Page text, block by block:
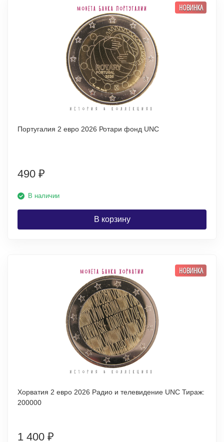
НОВИНКА
Португалия 2 евро 2026 Ротари фонд UNC
490 ₽
В наличии
В корзину
НОВИНКА
Хорватия 2 евро 2026 Радио и телевидение UNC Тираж:
200000
1 400 ₽